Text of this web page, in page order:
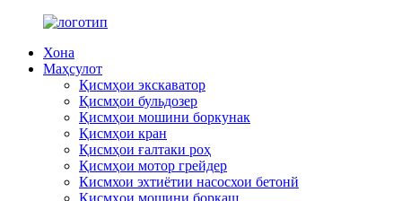
Хона
Маҳсулот
Қисмҳои экскаватор
Қисмҳои бульдозер
Қисмҳои мошини боркунак
Қисмҳои кран
Қисмҳои ғалтаки роҳ
Қисмҳои мотор грейдер
Кисмхои эхтиётии насосхои бетонй
Қисмҳои мошини боркаш